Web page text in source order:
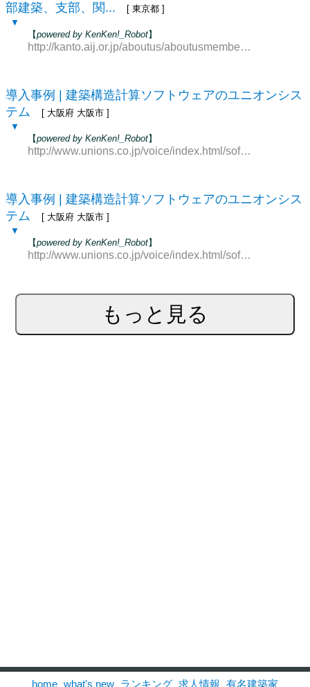
部建築、支部、関...
[ 東京都 ]
▼
【powered by KenKen!_Robot】
http://kanto.aij.or.jp/aboutus/aboutusmember.html
導入事例 | 建築構造計算ソフトウェアのユニオンシス
テム
[ 大阪府 大阪市 ]
▼
【powered by KenKen!_Robot】
http://www.unions.co.jp/voice/index.html/software/
導入事例 | 建築構造計算ソフトウェアのユニオンシス
テム
[ 大阪府 大阪市 ]
▼
【powered by KenKen!_Robot】
http://www.unions.co.jp/voice/index.html/software/ss7/
もっと見る
home what's new ランキング 求人情報 有名建築家